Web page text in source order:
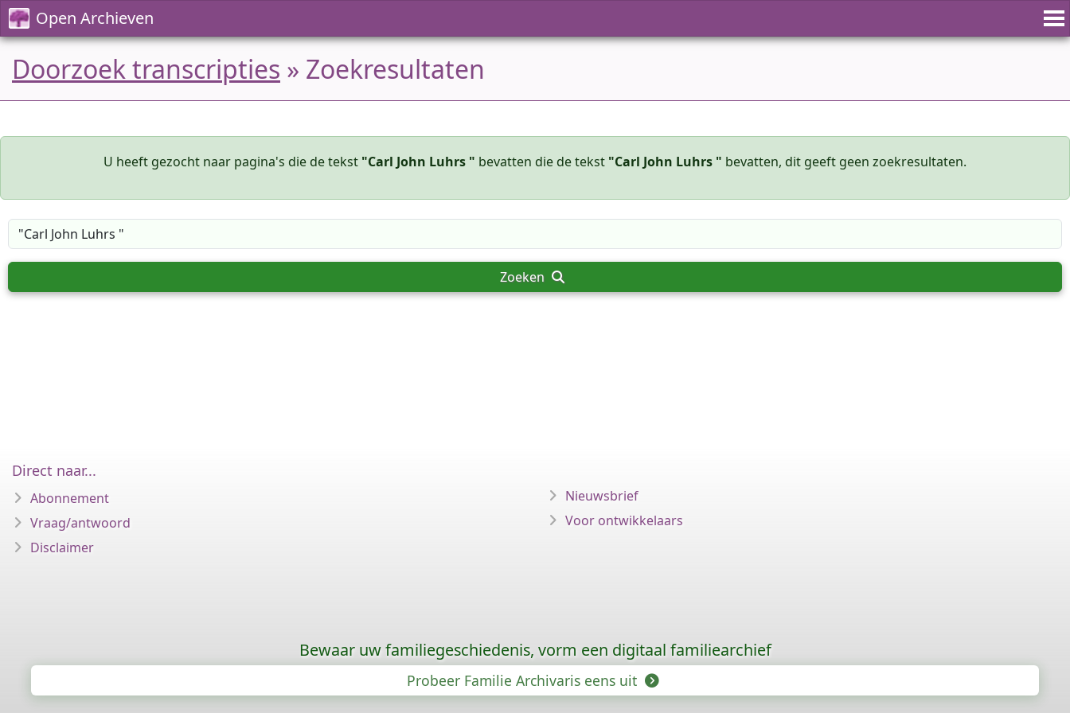
Open Archieven
Doorzoek transcripties » Zoekresultaten
U heeft gezocht naar pagina's die de tekst "Carl John Luhrs " bevatten die de tekst "Carl John Luhrs " bevatten, dit geeft geen zoekresultaten.
Zoeken
Direct naar...
Abonnement
Vraag/antwoord
Disclaimer
Nieuwsbrief
Voor ontwikkelaars
Bewaar uw familiegeschiedenis, vorm een digitaal familiearchief
Probeer Familie Archivaris eens uit